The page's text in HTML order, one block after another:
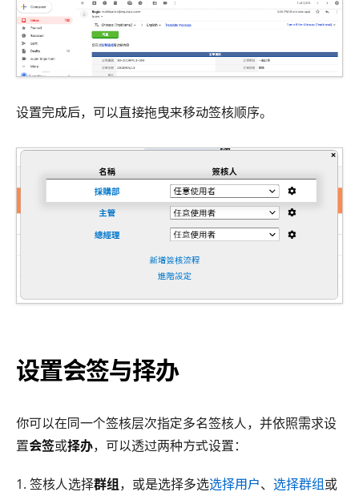
设置完成后，可以直接拖曳来移动签核顺序。
设置会签与择办
你可以在同一个签核层次指定多名签核人，并依照需求设
置会签或择办，可以透过两种方式设置：
1. 签核人选择群组，或是选择多选选择用户、 选择群组或